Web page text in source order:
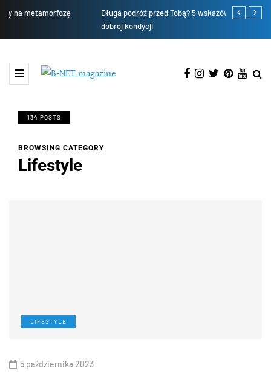
Długa podróż przed Tobą? 5 wskazówek, aby przetrwać ją w
Nowy Rok
134 POSTS
BROWSING CATEGORY
Lifestyle
LIFESTYLE
5 października 2023